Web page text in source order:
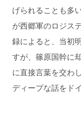
げられることも多
が西郷軍のロジス
録によると、当初
すが、篠原国幹に
に直接言葉を交わ
ディープな話をド